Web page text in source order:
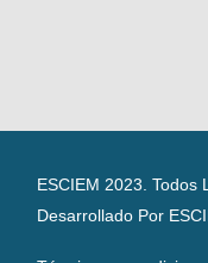
ESCIEM 2023. Todos
Desarrollado Por